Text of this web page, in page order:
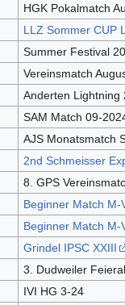
HGK Pokalmatch
LLZ Sommer CUP
Summer Festival
Vereinsmatch
Anderten Lightning
SAM Match 09-
AJS Monatsmatch
2nd Schmeisser
8. GPS
Beginner Match M-
Beginner Match M-
Grindel IPSC XXIII
3. Dudweiler
IVI HG 3-24